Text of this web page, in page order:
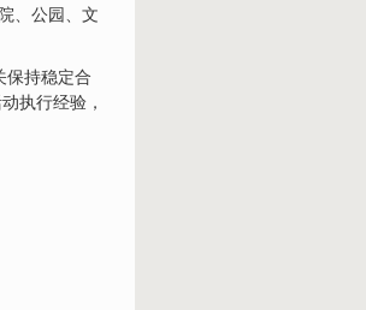
、公园、文
保持稳定合
执行经验，